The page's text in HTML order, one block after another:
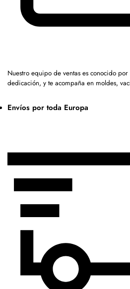
Nuestro equipo de ventas es conocido
dedicación, y te acompaña en moldes,
Envíos por toda Europa